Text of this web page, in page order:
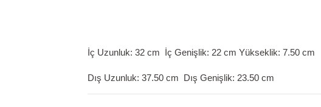
İç Uzunluk: 32 cm İç Genişlik: 22 cm Yükseklik: 7.50 cm
Dış Uzunluk: 37.50 cm Dış Genişlik: 23.50 cm